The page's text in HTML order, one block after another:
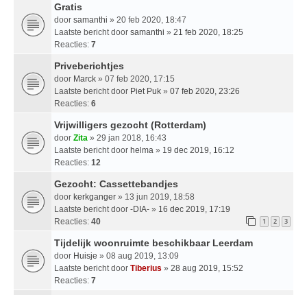
Gratis
door samanthi » 20 feb 2020, 18:47
Laatste bericht door samanthi » 21 feb 2020, 18:25
Reacties: 7
Priveberichtjes
door Marck » 07 feb 2020, 17:15
Laatste bericht door Piet Puk » 07 feb 2020, 23:26
Reacties: 6
Vrijwilligers gezocht (Rotterdam)
door Zita » 29 jan 2018, 16:43
Laatste bericht door helma » 19 dec 2019, 16:12
Reacties: 12
Gezocht: Cassettebandjes
door kerkganger » 13 jun 2019, 18:58
Laatste bericht door -DIA- » 16 dec 2019, 17:19
Reacties: 40 1 2 3
Tijdelijk woonruimte beschikbaar Leerdam
door Huisje » 08 aug 2019, 13:09
Laatste bericht door Tiberius » 28 aug 2019, 15:52
Reacties: 7